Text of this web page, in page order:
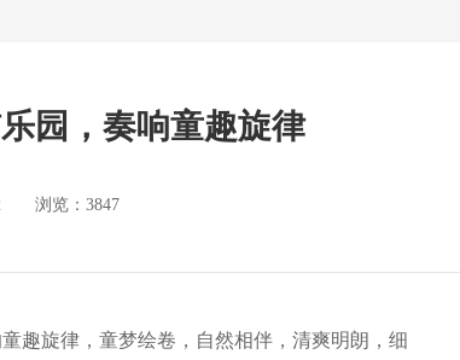
园，奏响童趣旋律
浏览：3847
趣旋律，童梦绘卷，自然相伴，清爽明朗，细